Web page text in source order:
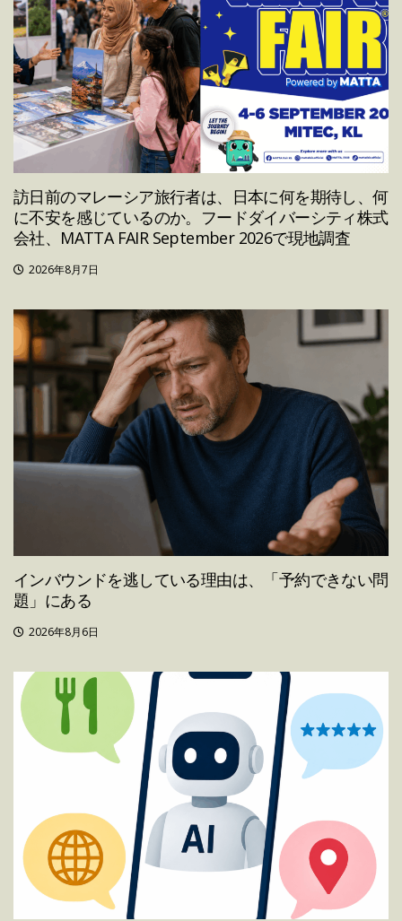
訪日前のマレーシア旅行者は、日本に何を期待し、何
に不安を感じているのか。フードダイバーシティ株式
会社、MATTA FAIR September 2026で現地調査
2026年8月7日
インバウンドを逃している理由は、「予約できない問
題」にある
2026年8月6日